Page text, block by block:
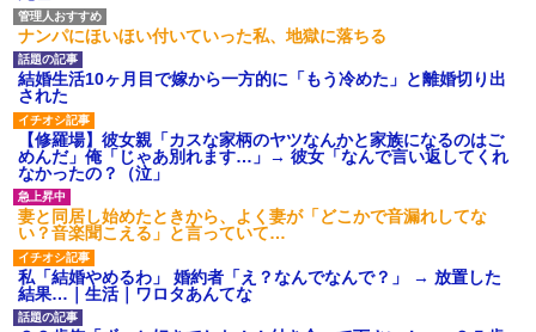
みようとしただけ☆』義兄「泥
は出てけ！二度と来るな！」結
果・・・
私「初めて飲む味だけどなん
のお茶？」彼「ちっ！」私「」
【GIF】JSのカンチョーワロ
タ
後続車にクラクションを鳴ら
され彼氏が逆切れ。「何クラク
ション鳴らしてんだ！降りてこ
いよ！」と怒鳴りだし...
【衝撃】報酬100万円超の治験
募集がこちらｗｗｗｗｗ(※画像
あり)
【ネット騒然】惨殺されたタ
ワマン頂き女子のこの動画、す
げえええええｗｗｗｗｗｗｗｗ
ナンパにほいほい付いていった私、地獄に落ちる
結婚生活10ヶ月目で嫁から一方的に「もう冷めた」と離婚切り出
された
【修羅場】彼女親「カスな家柄のヤツなんかと家族になるのはご
めんだ」俺「じゃあ別れます…」→ 彼女「なんで言い返してくれ
なかったの？（泣」
妻と同居し始めたときから、よく妻が「どこかで音漏れしてな
い？音楽聞こえる」と言っていて…
私「結婚やめるわ」 婚約者「え？なんでなんで？」 → 放置した
結果…｜生活｜ワロタあんてな